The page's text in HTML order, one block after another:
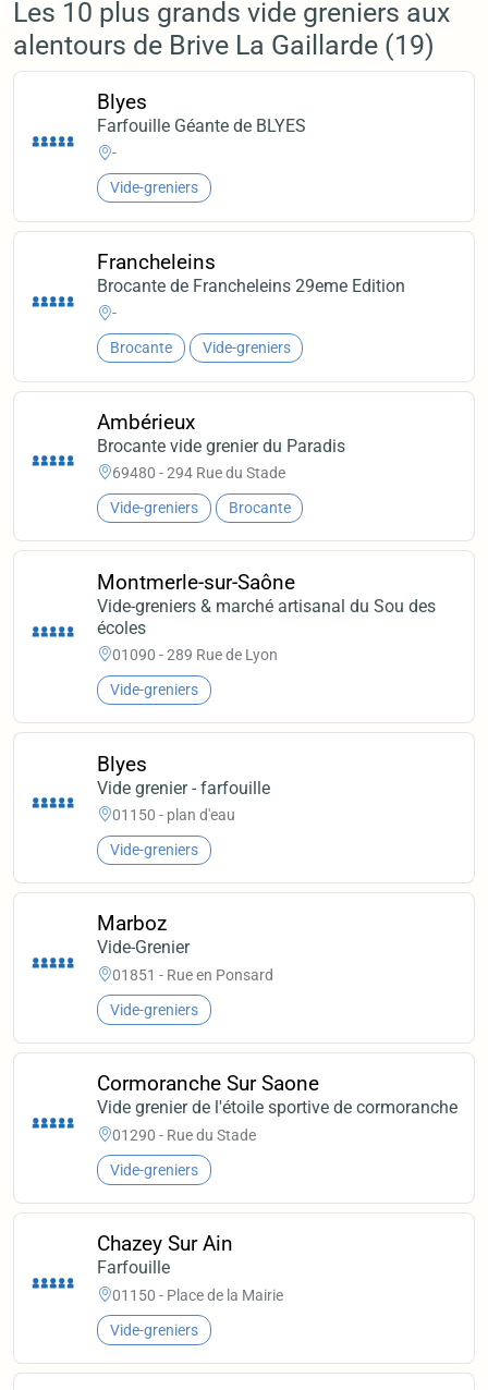
Les 10 plus grands vide greniers aux
alentours de Brive La Gaillarde (19)
Blyes
Farfouille Géante de BLYES
-
Vide-greniers
Francheleins
Brocante de Francheleins 29eme Edition
-
Brocante Vide-greniers
Ambérieux
Brocante vide grenier du Paradis
69480 - 294 Rue du Stade
Vide-greniers Brocante
Montmerle-sur-Saône
Vide-greniers & marché artisanal du Sou des
écoles
01090 - 289 Rue de Lyon
Vide-greniers
Blyes
Vide grenier - farfouille
01150 - plan d'eau
Vide-greniers
Marboz
Vide-Grenier
01851 - Rue en Ponsard
Vide-greniers
Cormoranche Sur Saone
Vide grenier de l'étoile sportive de cormoranche
01290 - Rue du Stade
Vide-greniers
Chazey Sur Ain
Farfouille
01150 - Place de la Mairie
Vide-greniers